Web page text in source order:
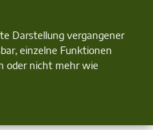
Darstellung vergangener
einzelne Funktionen
oder nicht mehr wie